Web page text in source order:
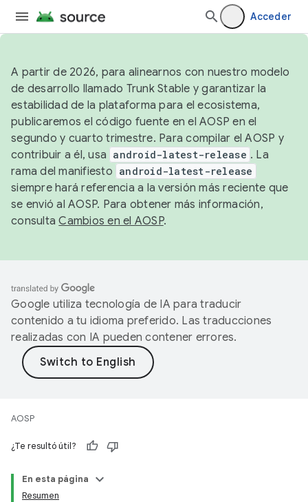
Acceder
A partir de 2026, para alinearnos con nuestro modelo
de desarrollo llamado Trunk Stable y garantizar la
estabilidad de la plataforma para el ecosistema,
publicaremos el código fuente en el AOSP en el
segundo y cuarto trimestre. Para compilar el AOSP y
contribuir a él, usa android-latest-release . La
rama del manifiesto android-latest-release
siempre hará referencia a la versión más reciente que
se envió al AOSP. Para obtener más información,
consultaCambios en el AOSP.
Google utiliza tecnología de IA para traducir
contenido a tu idioma preferido. Las traducciones
realizadas con IA pueden contener errores.
AOSP
¿Te resultó útil?
En esta página
Resumen